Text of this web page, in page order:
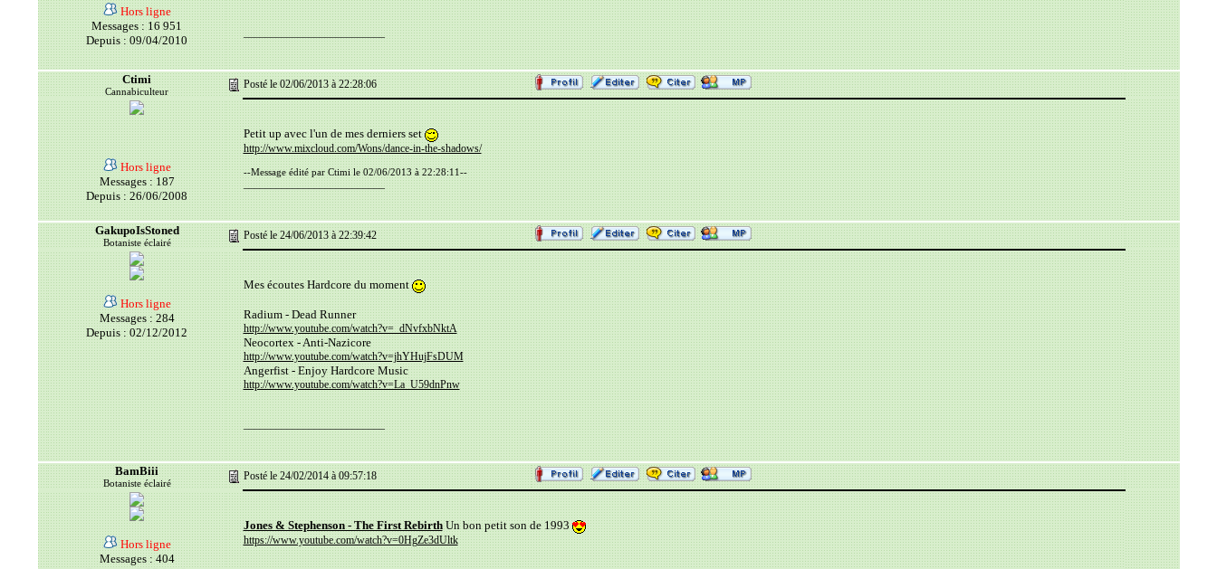
Hors ligne
Messages : 16 951
Depuis : 09/04/2010
__________________________
Ctimi
Cannabiculteur
Posté le 02/06/2013 à 22:28:06
Hors ligne
Messages : 187
Depuis : 26/06/2008
Petit up avec l'un de mes derniers set
http://www.mixcloud.com/Wons/dance-in-the-shadows/
--Message édité par Ctimi le 02/06/2013 à 22:28:11--
__________________________
GakupoIsStoned
Botaniste éclairé
Posté le 24/06/2013 à 22:39:42
Hors ligne
Messages : 284
Depuis : 02/12/2012
Mes écoutes Hardcore du moment
Radium - Dead Runner
http://www.youtube.com/watch?v=_dNvfxbNktA
Neocortex - Anti-Nazicore
http://www.youtube.com/watch?v=jhYHujFsDUM
Angerfist - Enjoy Hardcore Music
http://www.youtube.com/watch?v=La_U59dnPnw
__________________________
BamBiii
Botaniste éclairé
Posté le 24/02/2014 à 09:57:18
Hors ligne
Messages : 404
Jones & Stephenson - The First RebirthUn bon petit son de 1993
https://www.youtube.com/watch?v=0HgZe3dUltk